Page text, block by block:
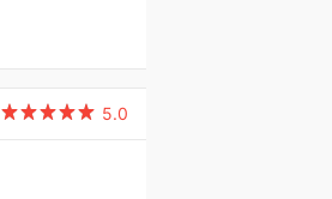
5.0
